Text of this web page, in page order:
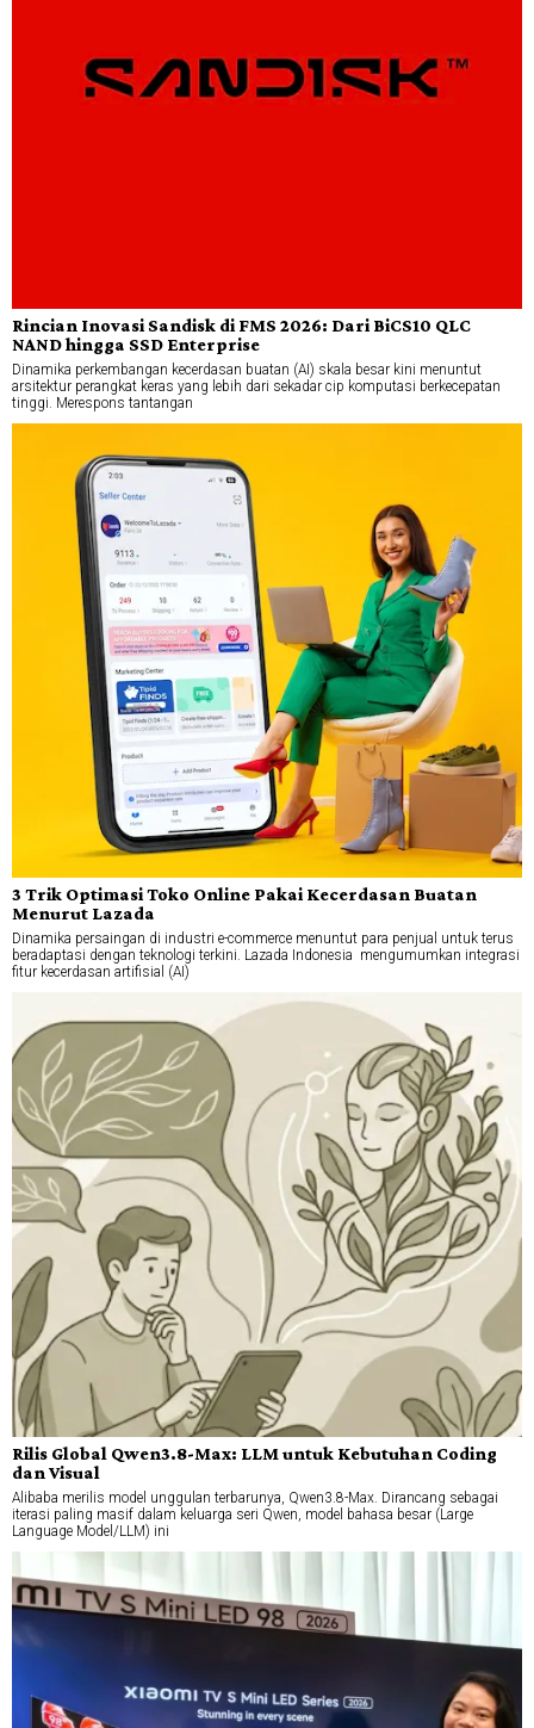
Rincian Inovasi Sandisk di FMS 2026: Dari BiCS10 QLC
NAND hingga SSD Enterprise
Dinamika perkembangan kecerdasan buatan (AI) skala besar kini menuntut
arsitektur perangkat keras yang lebih dari sekadar cip komputasi berkecepatan
tinggi. Merespons tantangan
3 Trik Optimasi Toko Online Pakai Kecerdasan Buatan
Menurut Lazada
Dinamika persaingan di industri e-commerce menuntut para penjual untuk terus
beradaptasi dengan teknologi terkini. Lazada Indonesia mengumumkan integrasi
fitur kecerdasan artifisial (AI)
Rilis Global Qwen3.8-Max: LLM untuk Kebutuhan Coding
dan Visual
Alibaba merilis model unggulan terbarunya, Qwen3.8-Max. Dirancang sebagai
iterasi paling masif dalam keluarga seri Qwen, model bahasa besar (Large
Language Model/LLM) ini